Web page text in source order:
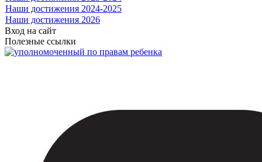
Наши достижения 2024-2025
Наши достижения 2026
Вход на сайт
Полезные ссылки